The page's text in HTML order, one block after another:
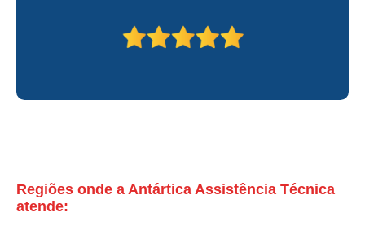
valor de conserto em geladeira expositora República
valor de conserto em geladeira expositora Raposo Tavares
Regiões onde a Antártica Assistência Técnica
atende: